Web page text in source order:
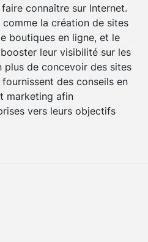
connaître sur Internet.
la création de sites
boutiques en ligne, et le
leur visibilité sur les
plus de concevoir des sites
des conseils en
marketing afin
vers leurs objectifs